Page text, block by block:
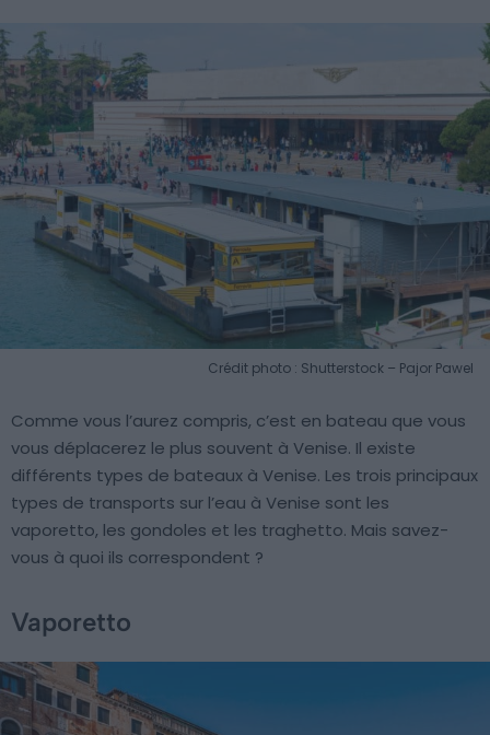
Crédit photo : Shutterstock – Pajor Pawel
Comme vous l’aurez compris, c’est en bateau que vous
vous déplacerez le plus souvent à Venise. Il existe
différents types de bateaux à Venise. Les trois principaux
types de transports sur l’eau à Venise sont les
vaporetto, les gondoles et les traghetto. Mais savez-
vous à quoi ils correspondent ?
Vaporetto